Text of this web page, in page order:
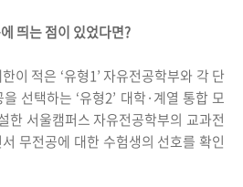
띄는 점이 있었다면?
이 적은 ‘유형1’ 자유전공학부와 각 단
선택하는 ‘유형2’ 대학·계열 통합 모
한 서울캠퍼스 자유전공학부의 교과전
무전공에 대한 수험생의 선호를 확인